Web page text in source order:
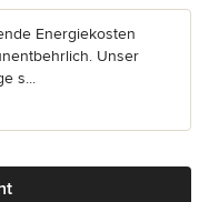
Energiekosten
Unser
s...